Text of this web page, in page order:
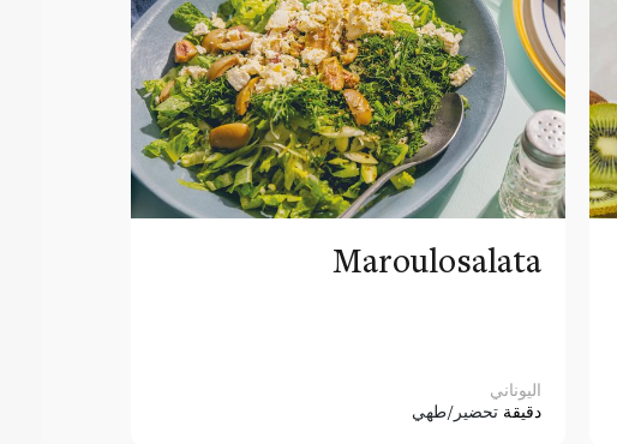
Maroulosalata
اليوناني
دقيقة تحضير/طهي